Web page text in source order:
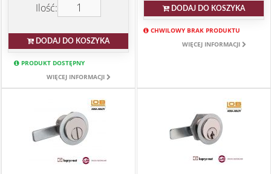
Ilość:
DODAJ DO KOSZYKA
PRODUKT DOSTĘPNY
WIĘCEJ INFORMACJI
DODAJ DO KOSZYKA
CHWILOWY BRAK PRODUKTU
WIĘCEJ INFORMACJI